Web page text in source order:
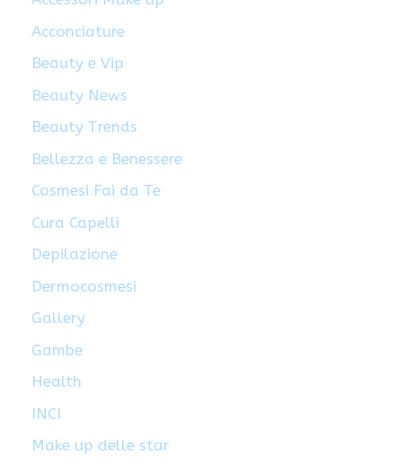
Acconciature
Beauty e Vip
Beauty News
Beauty Trends
Bellezza e Benessere
Cosmesi Fai da Te
Cura Capelli
Depilazione
Dermocosmesi
Gallery
Gambe
Health
INCI
Make up delle star